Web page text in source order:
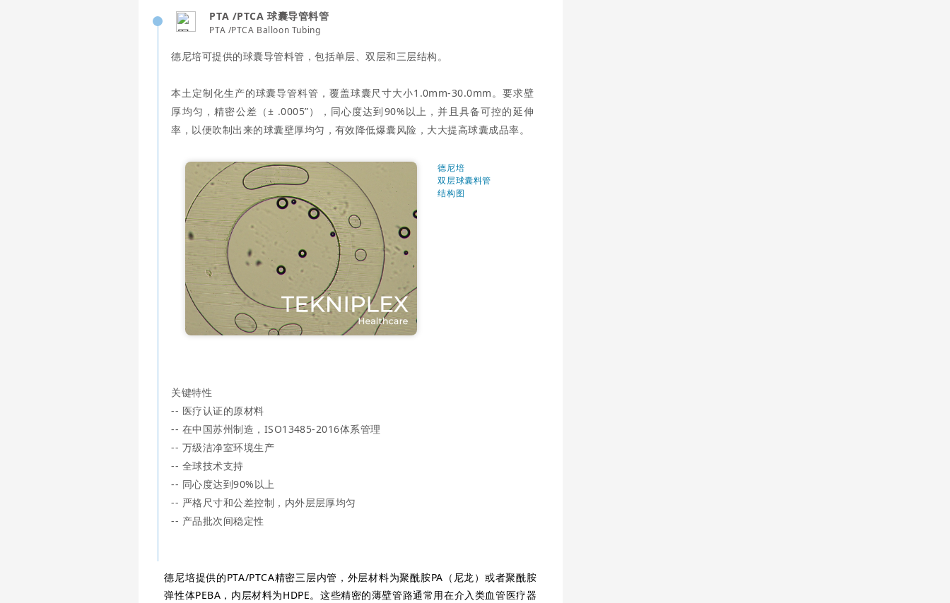
PTA /PTCA 球囊导管料管
PTA /PTCA Balloon Tubing
德尼培可提供的球囊导管料管，包括单层、双层和三层结构。
本土定制化生产的球囊导管料管，覆盖球囊尺寸大小1.0mm-30.0mm。要求壁
厚均匀，精密公差（± .0005”），同心度达到90%以上，并且具备可控的延伸
率，以便吹制出来的球囊壁厚均匀，有效降低爆囊风险，大大提高球囊成品率。
德尼培
双层球囊料管
结构图
关键特性
-- 医疗认证的原材料
-- 在中国苏州制造，ISO13485-2016体系管理
-- 万级洁净室环境生产
-- 全球技术支持
-- 同心度达到90%以上
-- 严格尺寸和公差控制，内外层层厚均匀
-- 产品批次间稳定性
德尼培提供的PTA/PTCA精密三层内管，外层材料为聚酰胺PA（尼龙）或者聚酰胺
弹性体PEBA，内层材料为HDPE。这些精密的薄壁管路通常用在介入类血管医疗器